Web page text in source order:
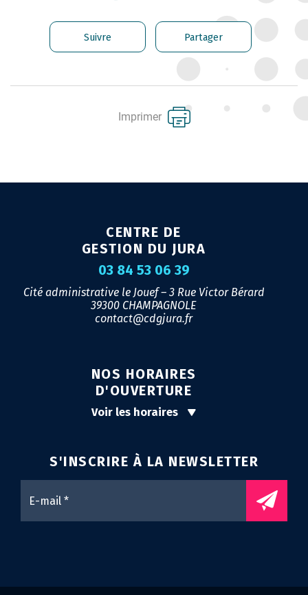
GÉRER LES AGENTS
CONTRACTUELS
SANTÉ ET PRÉVENTION DES
RISQUES PROFESSIONNELS
LIENS UTILES
Suivre Partager
Imprimer
CENTRE DE
GESTION DU JURA
03 84 53 06 39
Cité administrative le Jouef – 3 Rue Victor Bérard
39300 CHAMPAGNOLE
contact@cdgjura.fr
NOS HORAIRES
D'OUVERTURE
Voir les horaires
S'INSCRIRE À LA NEWSLETTER